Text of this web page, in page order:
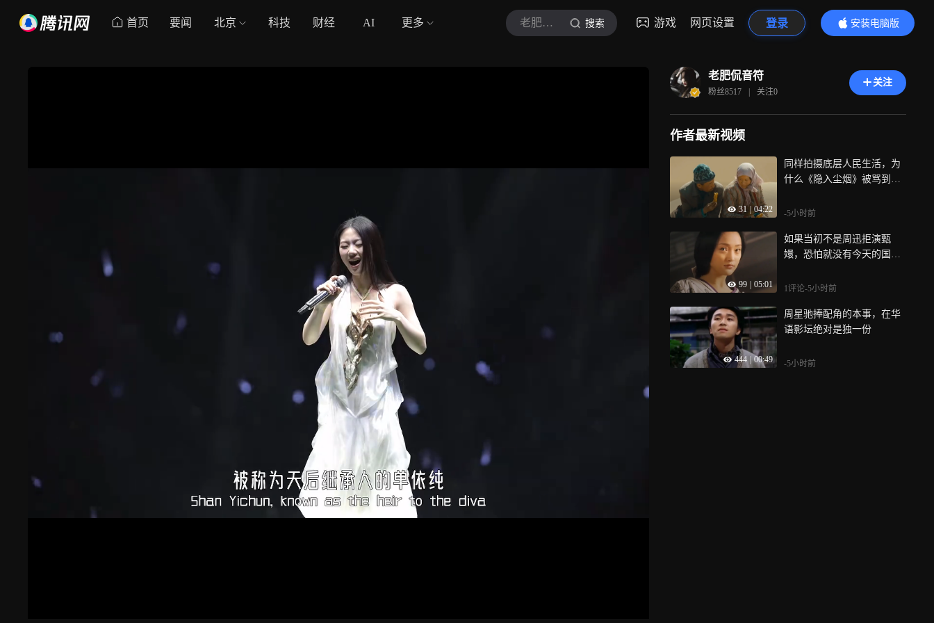
首页 要闻 北京 科技 财经 AI 更多 老肥侃音符 搜索 游戏 网页设置 登录
安装电脑版
内容更精彩
老肥侃音符
粉丝8517 | 关注0
关注
作者最新视频
31 04:22
同样拍摄底层人民生活，为
什么《隐入尘烟》被骂到全
-5小时前
99 05:01
如果当初不是周迅拒演甄
嬛，恐怕就没有今天的国民
1评论-5小时前
444 00:49
周星驰捧配角的本事，在华
语影坛绝对是独一份
-5小时前